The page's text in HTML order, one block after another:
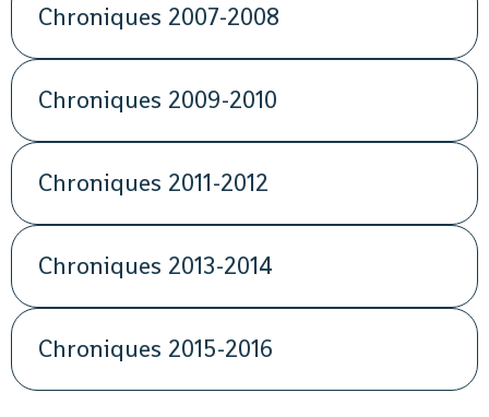
Chroniques 2007-2008
Chroniques 2009-2010
Chroniques 2011-2012
Chroniques 2013-2014
Chroniques 2015-2016